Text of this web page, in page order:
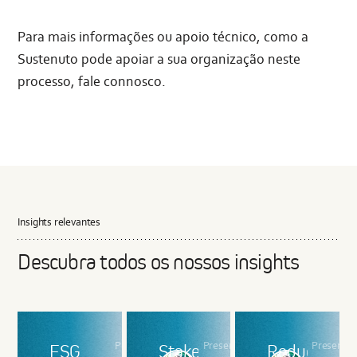
Para mais informações ou apoio técnico, como a
Sustenuto pode apoiar a sua organização neste
processo, fale connosco.
Insights relevantes
Descubra todos os nossos insights
Presented
ESG
Presented
Stakeholder
Reducing